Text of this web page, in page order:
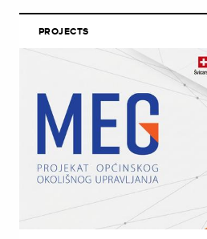
PROJECTS